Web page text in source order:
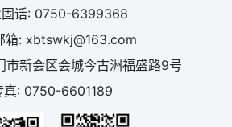
固话: 0750-6399368
箱: xbtswkj@163.com
市新会区会城今古洲福盛路9号
真: 0750-6601189